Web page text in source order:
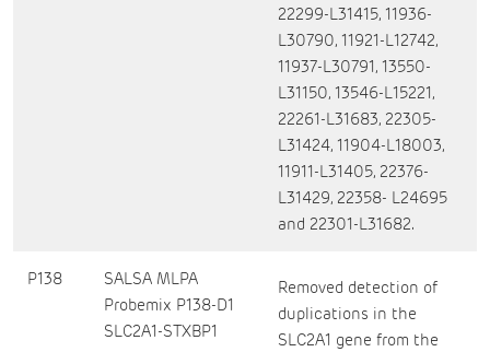
22299-L31415, 11936-
L30790, 11921-L12742,
11937-L30791, 13550-
L31150, 13546-L15221,
22261-L31683, 22305-
L31424, 11904-L18003,
11911-L31405, 22376-
L31429, 22358- L24695
and 22301-L31682.
P138
SALSA MLPA
Probemix P138-D1
SLC2A1-STXBP1
Removed detection of
duplications in the
SLC2A1 gene from the